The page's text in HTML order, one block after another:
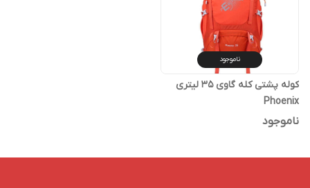
ناموجود
کوله پشتی کله گاوی 35 لیتری
Phoenix
ناموجود